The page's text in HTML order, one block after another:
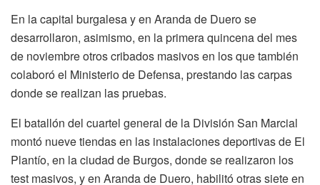
En la capital burgalesa y en Aranda de Duero se
desarrollaron, asimismo, en la primera quincena del mes
de noviembre otros cribados masivos en los que también
colaboró el Ministerio de Defensa, prestando las carpas
donde se realizan las pruebas.
El batallón del cuartel general de la División San Marcial
montó nueve tiendas en las instalaciones deportivas de El
Plantío, en la ciudad de Burgos, donde se realizaron los
test masivos, y en Aranda de Duero, habilitó otras siete en